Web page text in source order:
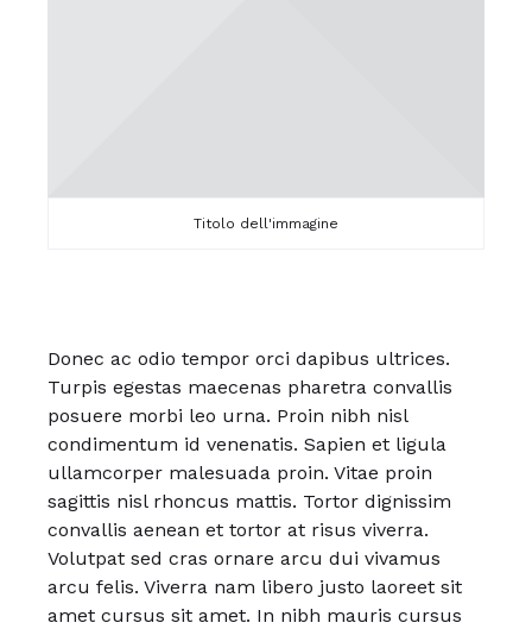
Titolo dell'immagine
Donec ac odio tempor orci dapibus ultrices.
Turpis egestas maecenas pharetra convallis
posuere morbi leo urna. Proin nibh nisl
condimentum id venenatis. Sapien et ligula
ullamcorper malesuada proin. Vitae proin
sagittis nisl rhoncus mattis. Tortor dignissim
convallis aenean et tortor at risus viverra.
Volutpat sed cras ornare arcu dui vivamus
arcu felis. Viverra nam libero justo laoreet sit
amet cursus sit amet. In nibh mauris cursus